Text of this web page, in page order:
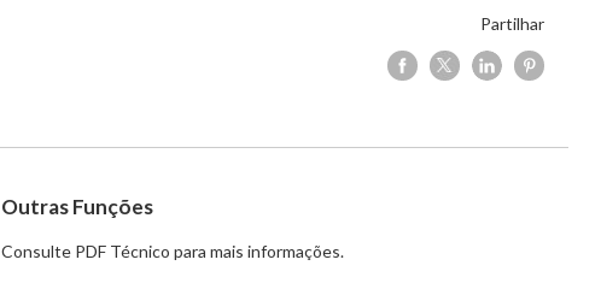
Partilhar
Outras Funções
Consulte PDF Técnico para mais informações.